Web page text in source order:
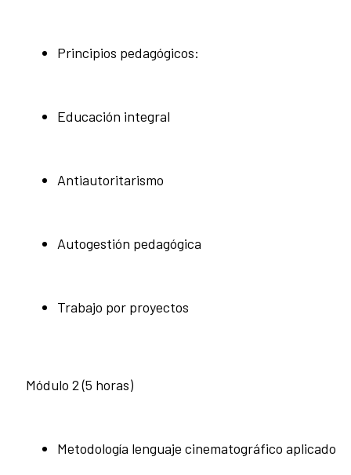
Principios pedagógicos:
Educación integral
Antiautoritarismo
Autogestión pedagógica
Trabajo por proyectos
Módulo 2 (5 horas)
Metodología lenguaje cinematográfico aplicado